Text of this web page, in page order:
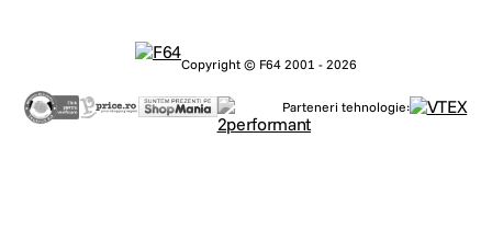
Copyright © F64 2001 - 2026
Parteneri tehnologie: